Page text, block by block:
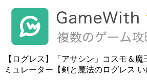
【ログレス】「アサシン」コスモ＆
ミュレーター【剣と魔法のログレス い